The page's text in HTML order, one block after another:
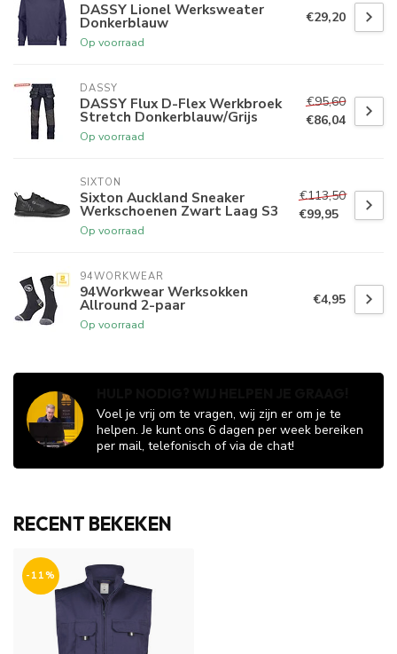
DASSY Lionel Werksweater
Donkerblauw
Op voorraad
€29,20
DASSY
DASSY Flux D-Flex Werkbroek
Stretch Donkerblauw/Grijs
Op voorraad
€95,60
€86,04
SIXTON
Sixton Auckland Sneaker
Werkschoenen Zwart Laag S3
Op voorraad
€113,50
€99,95
94WORKWEAR
94Workwear Werksokken
Allround 2-paar
Op voorraad
€4,95
Voel je vrij om te vragen, wij zijn er om je te
helpen. Je kunt ons 6 dagen per week bereiken
per mail, telefonisch of via de chat!
RECENT BEKEKEN
-11%